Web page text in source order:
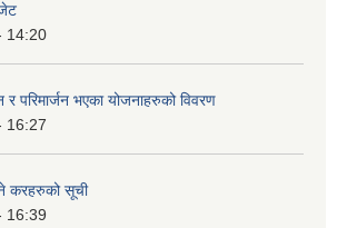
14:20
भएका योजनाहरुको विवरण
16:27
करहरुको सूची
16:39